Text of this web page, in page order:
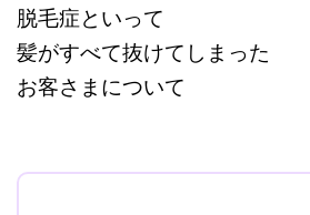
脱毛症といって
髪がすべて抜けてしまった
お客さまについて